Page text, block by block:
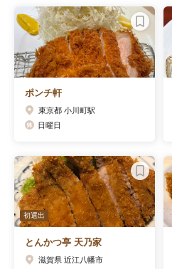
ポンチ軒
東京都 小川町駅
日曜日
初選出
とんかつ亭 天乃家
滋賀県 近江八幡市